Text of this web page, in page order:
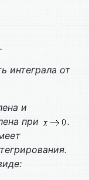
интеграла от
и
при
.